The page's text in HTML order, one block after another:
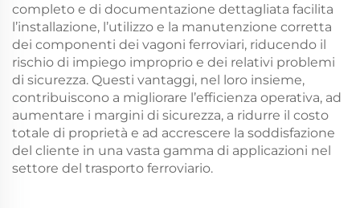
completo e di documentazione dettagliata facilita
l’installazione, l’utilizzo e la manutenzione corretta
dei componenti dei vagoni ferroviari, riducendo il
rischio di impiego improprio e dei relativi problemi
di sicurezza. Questi vantaggi, nel loro insieme,
contribuiscono a migliorare l’efficienza operativa, ad
aumentare i margini di sicurezza, a ridurre il costo
totale di proprietà e ad accrescere la soddisfazione
del cliente in una vasta gamma di applicazioni nel
settore del trasporto ferroviario.